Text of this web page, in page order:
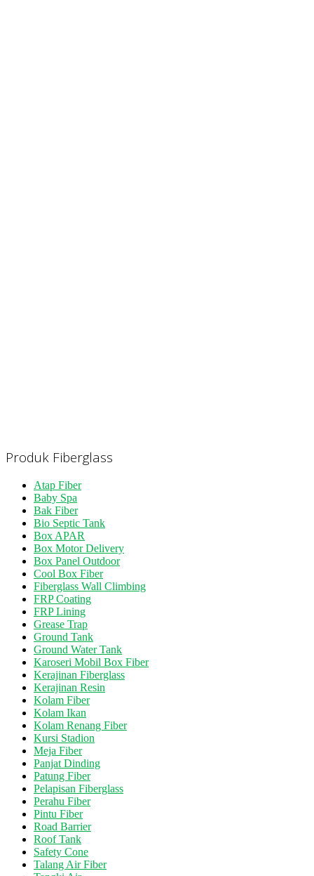
Produk Fiberglass
Atap Fiber
Baby Spa
Bak Fiber
Bio Septic Tank
Box APAR
Box Motor Delivery
Box Panel Outdoor
Cool Box Fiber
Fiberglass Wall Climbing
FRP Coating
FRP Lining
Grease Trap
Ground Tank
Ground Water Tank
Karoseri Mobil Box Fiber
Kerajinan Fiberglass
Kerajinan Resin
Kolam Fiber
Kolam Ikan
Kolam Renang Fiber
Kursi Stadion
Meja Fiber
Panjat Dinding
Patung Fiber
Pelapisan Fiberglass
Perahu Fiber
Pintu Fiber
Road Barrier
Roof Tank
Safety Cone
Talang Air Fiber